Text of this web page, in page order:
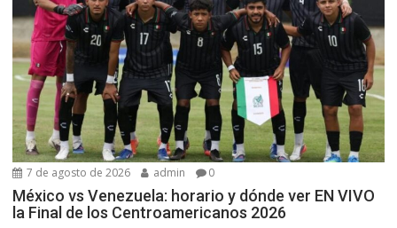
7 de agosto de 2026 admin 0
México vs Venezuela: horario y dónde ver EN VIVO
la Final de los Centroamericanos 2026